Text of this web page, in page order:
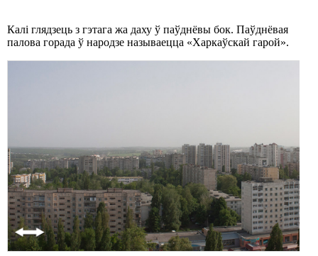
Калі глядзець з гэтага жа даху ў паўднёвы бок. Паўднёвая
палова горада ў народзе называецца «Харкаўскай гарой».